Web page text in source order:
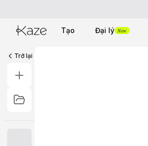
Tạo Đại lý New
Trở lại